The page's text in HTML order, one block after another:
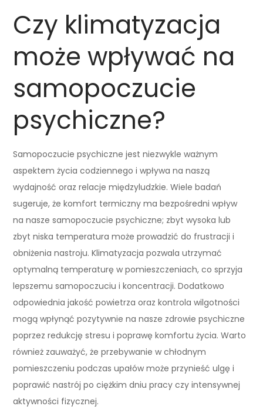
Czy klimatyzacja
może wpływać na
samopoczucie
psychiczne?
Samopoczucie psychiczne jest niezwykle ważnym
aspektem życia codziennego i wpływa na naszą
wydajność oraz relacje międzyludzkie. Wiele badań
sugeruje, że komfort termiczny ma bezpośredni wpływ
na nasze samopoczucie psychiczne; zbyt wysoka lub
zbyt niska temperatura może prowadzić do frustracji i
obniżenia nastroju. Klimatyzacja pozwala utrzymać
optymalną temperaturę w pomieszczeniach, co sprzyja
lepszemu samopoczuciu i koncentracji. Dodatkowo
odpowiednia jakość powietrza oraz kontrola wilgotności
mogą wpłynąć pozytywnie na nasze zdrowie psychiczne
poprzez redukcję stresu i poprawę komfortu życia. Warto
również zauważyć, że przebywanie w chłodnym
pomieszczeniu podczas upałów może przynieść ulgę i
poprawić nastrój po ciężkim dniu pracy czy intensywnej
aktywności fizycznej.